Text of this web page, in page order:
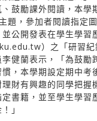
鼓勵課外閱讀，本學
題，參加者閱讀指定
公開發表在學生學習
）之「研習
健蘭表示，「為鼓勵
，本學期設定期中考
理財有興趣的同學把握
書籍，並至學生學習
」